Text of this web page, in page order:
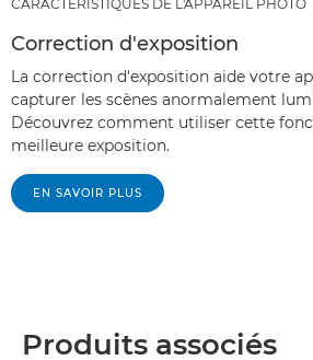
CARACTÉRISTIQUES DE L'APPAREIL PHOTO
Correction d'exposition
La correction d'exposition aide votre
capturer les scènes anormalement
Découvrez comment utiliser cette
meilleure exposition.
EN SAVOIR PLUS
Produits associés